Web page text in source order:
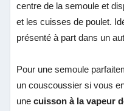
centre de la semoule et
et les cuisses de poulet.
présenté à part dans un
Pour une semoule
un couscoussier si vous
unecuisson à la vapeur